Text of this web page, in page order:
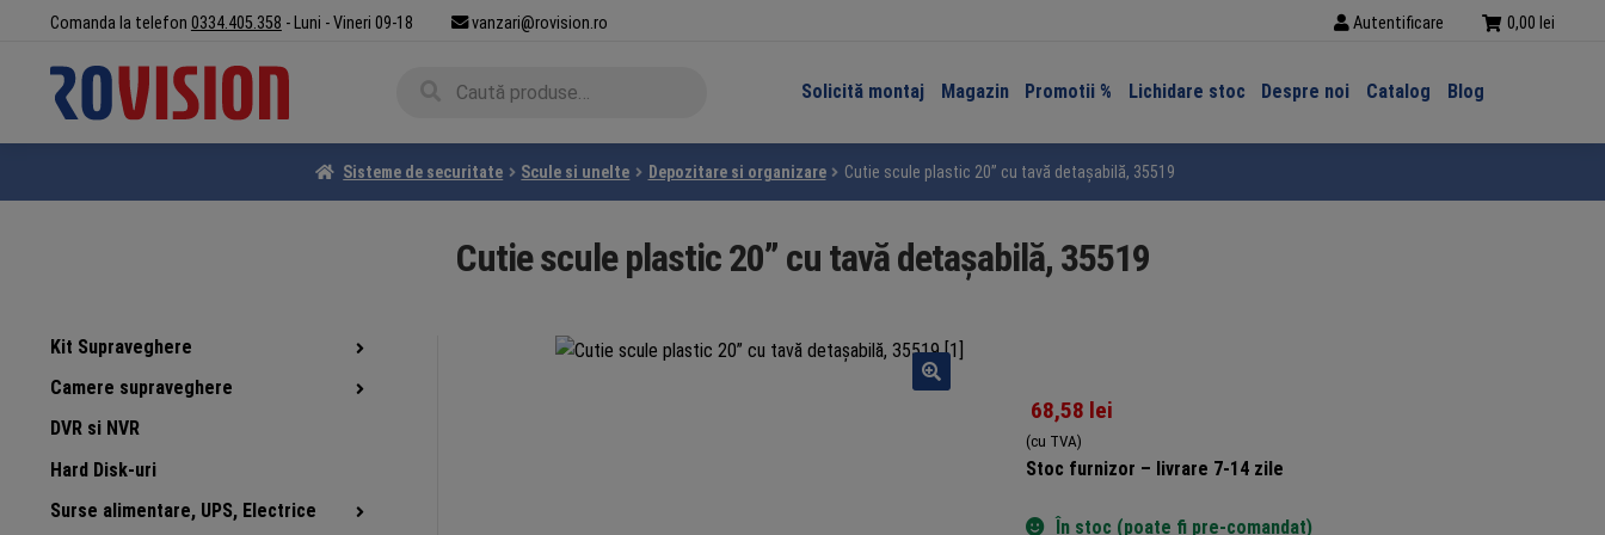
navigare
conținut
Comanda la telefon 0334.405.358 - Luni - Vineri 09-18 vanzari@rovision.ro Autentificare 0,00 lei
Solicită montaj Magazin Promotii % Lichidare stoc Despre noi Catalog Blog
Sisteme de securitate Scule si unelte Depozitare si organizare Cutie scule plastic 20” cu tavă detașabilă, 35519
Cutie scule plastic 20” cu tavă detașabilă, 35519
68,58 lei
(cu TVA)
Stoc furnizor – livrare 7-14 zile
În stoc (poate fi pre-comandat)
Kit Supraveghere
Camere supraveghere
DVR si NVR
Hard Disk-uri
Surse alimentare, UPS, Electrice